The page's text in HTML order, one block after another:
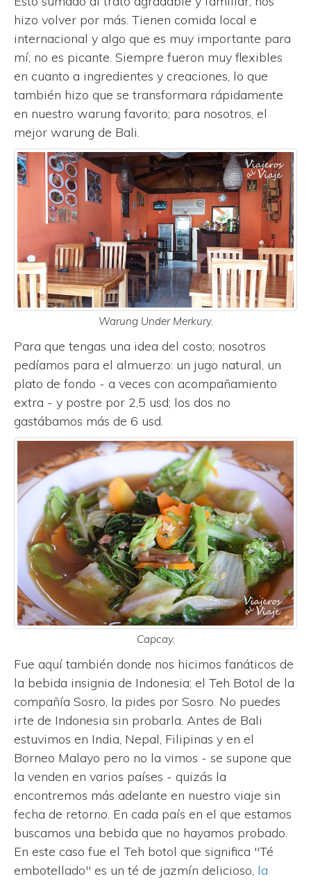
hizo volver por más. Tienen comida local e
internacional y algo que es muy importante para
mí; no es picante. Siempre fueron muy flexibles
en cuanto a ingredientes y creaciones, lo que
también hizo que se transformara rápidamente
en nuestro warung favorito; para nosotros, el
mejor warung de Bali.
Warung Under Merkury.
Para que tengas una idea del costo; nosotros
pedíamos para el almuerzo: un jugo natural, un
plato de fondo - a veces con acompañamiento
extra - y postre por 2,5 usd; los dos no
gastábamos más de 6 usd.
Capcay.
Fue aquí también donde nos hicimos fanáticos de
la bebida insignia de Indonesia; el Teh Botol de la
compañía Sosro, la pides por Sosro. No puedes
irte de Indonesia sin probarla. Antes de Bali
estuvimos en India, Nepal, Filipinas y en el
Borneo Malayo pero no la vimos - se supone que
la venden en varios países - quizás la
encontremos más adelante en nuestro viaje sin
fecha de retorno. En cada país en el que estamos
buscamos una bebida que no hayamos probado.
En este caso fue el Teh botol que significa "Té
embotellado" es un té de jazmín delicioso, la